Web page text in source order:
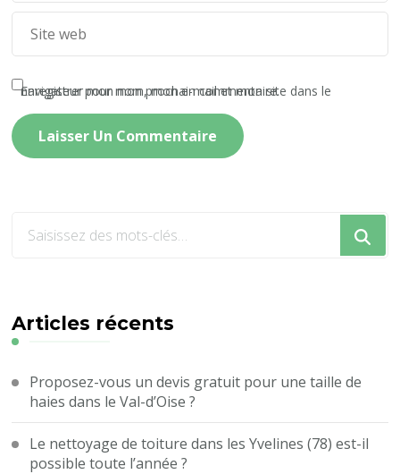
Enregistrer mon nom, mon e-mail et mon site dans le navigateur pour mon prochain commentaire.
recherchiez
?
Articles récents
Proposez-vous un devis gratuit pour une taille de
haies dans le Val-d’Oise ?
Le nettoyage de toiture dans les Yvelines (78) est-il
possible toute l’année ?